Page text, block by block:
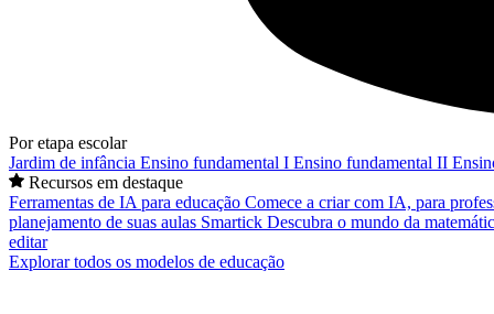
Por etapa escolar
Jardim de infância Ensino fundamental I Ensino fundamental II
Recursos em destaque
Ferramentas de IA para educação Comece a criar com IA, para
planejamento de suas aulas Smartick Descubra o mundo da
editar
Explorar todos os modelos de educação